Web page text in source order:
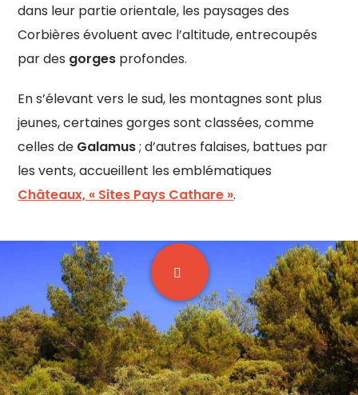
dans leur partie orientale, les paysages des
Corbières évoluent avec l’altitude, entrecoupés
par des gorges profondes.
En s’élevant vers le sud, les montagnes sont plus
jeunes, certaines gorges sont classées, comme
celles de Galamus; d’autres falaises, battues par
les vents, accueillent les emblématiques
Châteaux, « Sites Pays Cathare ».